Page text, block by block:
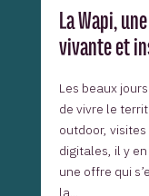
La Wapi,
vivante et
Les beaux
de vivre le
outdoor,
digitales, il y
une offre qui
la...